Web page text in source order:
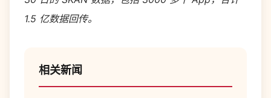
1.5 亿数据回传。
相关新闻